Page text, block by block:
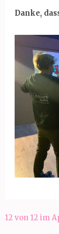
Danke,
12 von 12 im